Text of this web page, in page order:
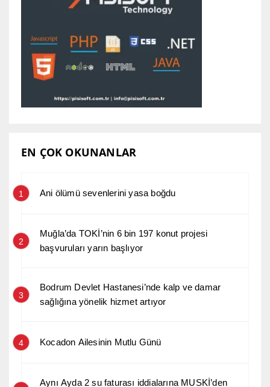
EN ÇOK OKUNANLAR
1 Ani ölümü sevenlerini yasa boğdu
2
Muğla’da TOKİ’nin 6 bin 197 konut projesi
başvuruları yarın başlıyor
3
Bodrum Devlet Hastanesi’nde kalp ve damar
sağlığına yönelik hizmet artıyor
4 Kocadon Ailesinin Mutlu Günü
Aynı Ayda 2 su faturası iddialarına MUSKİ’den